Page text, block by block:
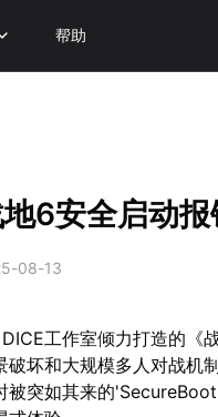
帮助
6安全启动报
08-13
工作室倾力打造的《
破坏和大规模多人对战机
被突如其来的